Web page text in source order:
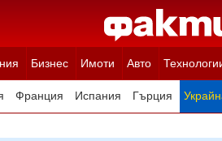
Бизнес Имоти Авто
Франция Испания Гърция